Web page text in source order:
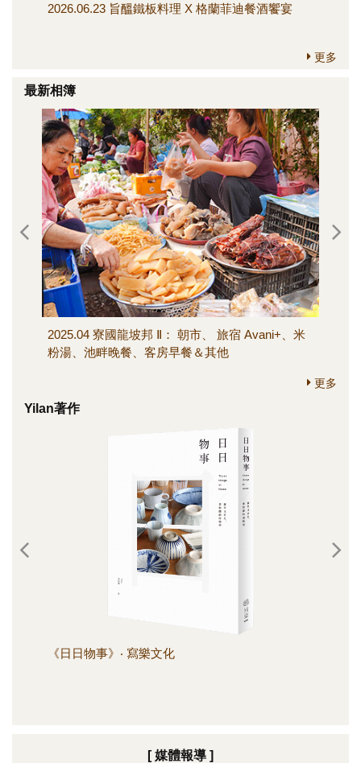
2026.06.23 旨醞鐵板料理 X 格蘭菲迪餐酒饗宴
更多
最新相簿
2025.04 寮國龍坡邦 Ⅱ： 朝市、 旅宿 Avani+、米
粉湯、池畔晚餐、客房早餐＆其他
更多
Yilan著作
《日日物事》‧ 寫樂文化
[ 媒體報導 ]